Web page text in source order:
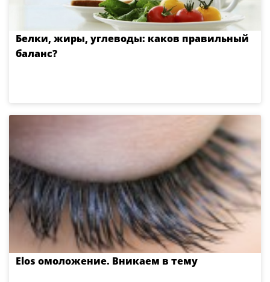
Белки, жиры, углеводы: каков правильный
баланс?
Еlos омоложение. Вникаем в тему